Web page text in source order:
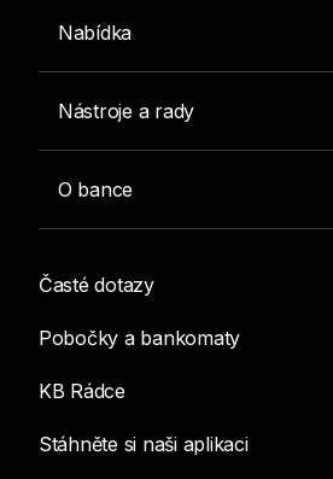
Nabídka
Nástroje a rady
O bance
Časté dotazy
Pobočky a bankomaty
KB Rádce
Stáhněte si naši aplikaci